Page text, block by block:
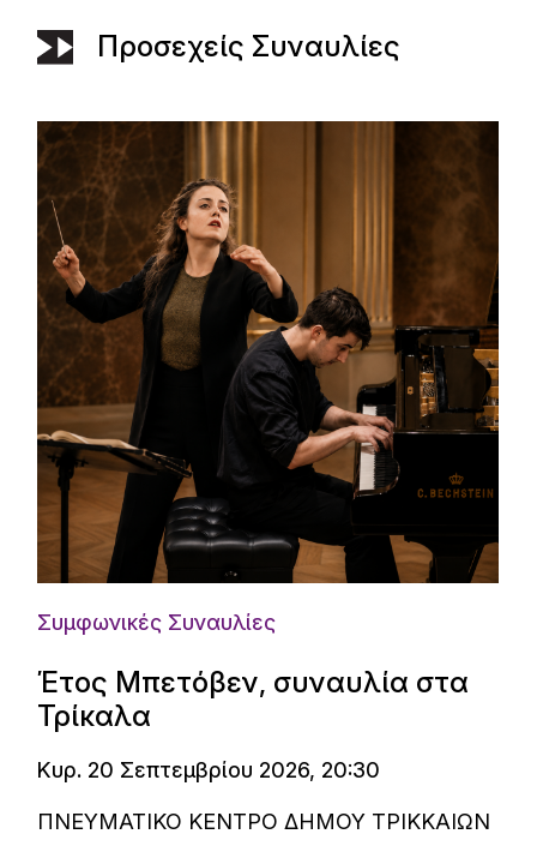
Προσεχείς Συναυλίες
Συμφωνικές Συναυλίες
Έτος Μπετόβεν, συναυλία στα
Τρίκαλα
Κυρ. 20 Σεπτεμβρίου 2026, 20:30
ΠΝΕΥΜΑΤΙΚΟ ΚΕΝΤΡΟ ΔΗΜΟΥ ΤΡΙΚΚΑΙΩΝ